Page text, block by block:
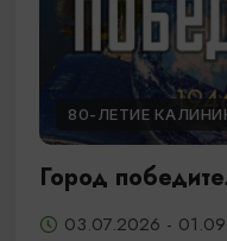
80-ЛЕТИЕ
Город
03.07.2026 -